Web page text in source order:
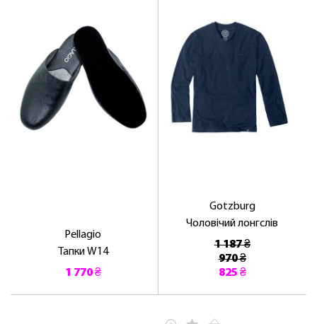
Pellagio
Тапки W14
1 770 ₴
Gotzburg
Чоловічий лонгслів
1 187 ₴
970 ₴
825 ₴